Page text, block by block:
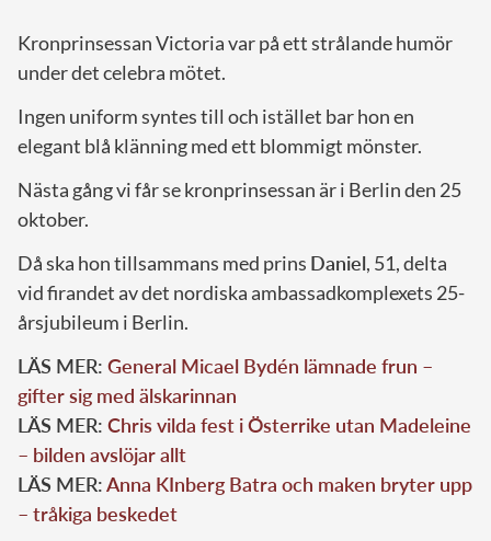
Kronprinsessan Victoria var på ett strålande humör
under det celebra mötet.
Ingen uniform syntes till och istället bar hon en
elegant blå klänning med ett blommigt mönster.
Nästa gång vi får se kronprinsessan är i Berlin den 25
oktober.
Då ska hon tillsammans med prins Daniel, 51, delta
vid firandet av det nordiska ambassadkomplexets 25-
årsjubileum i Berlin.
LÄS MER: General Micael Bydén lämnade frun –
gifter sig med älskarinnan
LÄS MER: Chris vilda fest i Österrike utan Madeleine
– bilden avslöjar allt
LÄS MER:Anna KInberg Batra och maken bryter upp
– tråkiga beskedet